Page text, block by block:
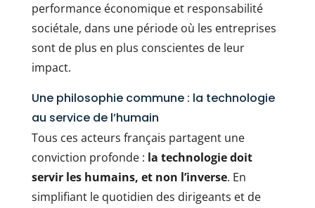
performance économique et responsabilité
sociétale, dans une période où les entreprises
sont de plus en plus conscientes de leur
impact.
Une philosophie commune : la technologie
au service de l’humain
Tous ces acteurs français partagent une
conviction profonde : la technologie doit
servir les humains, et non l’inverse. En
simplifiant le quotidien des dirigeants et de